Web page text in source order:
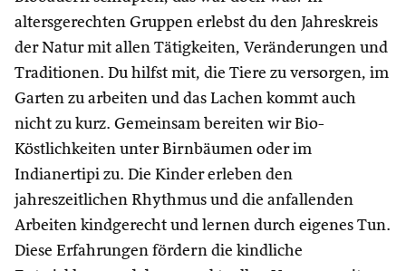
altersgerechten Gruppen erlebst du den Jahreskreis
der Natur mit allen Tätigkeiten, Veränderungen und
Traditionen. Du hilfst mit, die Tiere zu versorgen, im
Garten zu arbeiten und das Lachen kommt auch
nicht zu kurz. Gemeinsam bereiten wir Bio-
Köstlichkeiten unter Birnbäumen oder im
Indianertipi zu. Die Kinder erleben den
jahreszeitlichen Rhythmus und die anfallenden
Arbeiten kindgerecht und lernen durch eigenes Tun.
Diese Erfahrungen fördern die kindliche